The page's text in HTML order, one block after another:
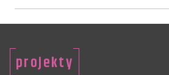
projekty